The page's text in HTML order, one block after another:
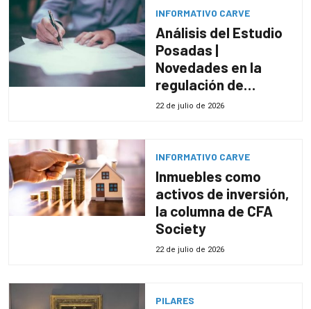
INFORMATIVO CARVE
Análisis del Estudio
Posadas |
Novedades en la
regulación de
cláusulas
transferencia de
datos personales
22 de julio de 2026
INFORMATIVO CARVE
Inmuebles como
activos de inversión,
la columna de CFA
Society
22 de julio de 2026
PILARES